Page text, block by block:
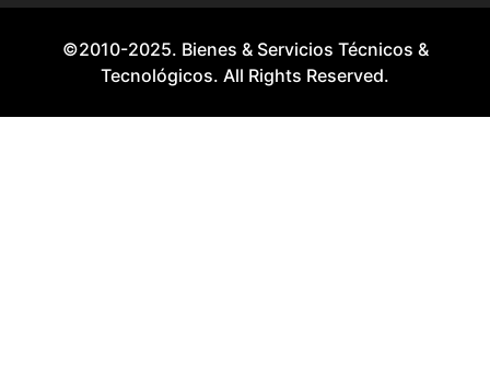
©2010-2025. Bienes & Servicios Técnicos &
Tecnológicos. All Rights Reserved.